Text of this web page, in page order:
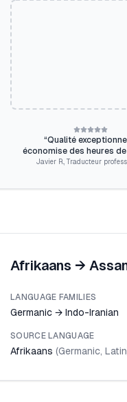
“Qualité
économise des heures
Javier R. Traducteur
Afrikaans →
LANGUAGE FAMILIES
Germanic → Indo-Iranian
SOURCE LANGUAGE
Afrikaans (Germanic, Latin